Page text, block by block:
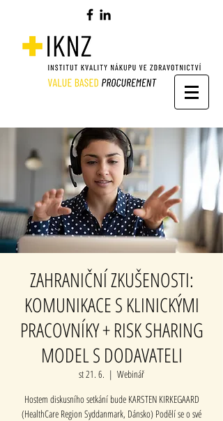
ZAHRANIČNÍ ZKUŠENOSTI:
KOMUNIKACE S KLINICKÝMI
PRACOVNÍKY + RISK SHARING
MODEL S DODAVATELI
st 21. 6.
  |
Webinář
Hostem diskusního setkání bude KARSTEN KIRKEGAARD
(HealthCare Region Syddanmark, Dánsko) Podělí se o své